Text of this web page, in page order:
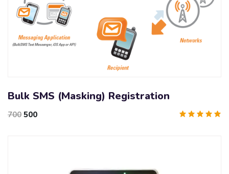
Bulk SMS (Masking) Registration
700 500